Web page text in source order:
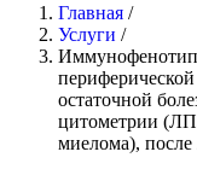
Главная /
Услуги /
остаточной
цитометрии
миелома), после